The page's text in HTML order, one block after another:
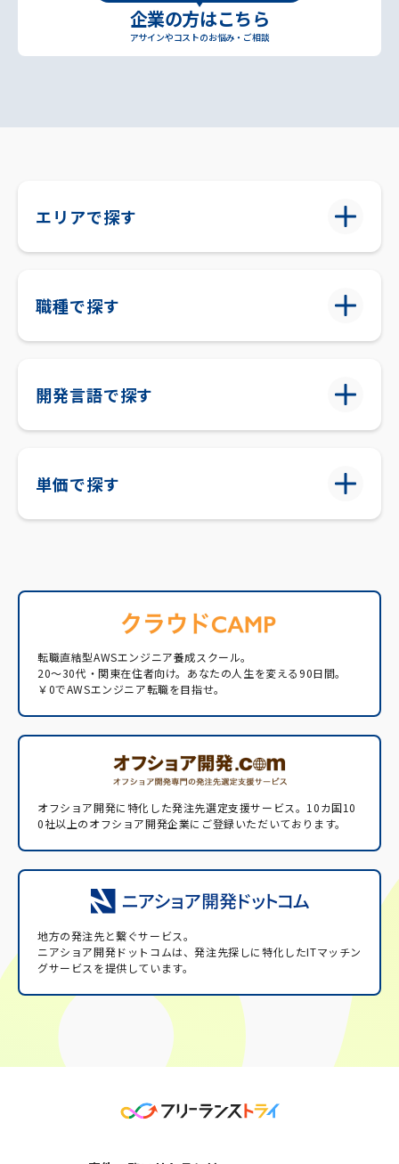
企業の方はこちら
アサインやコストのお悩み・ご相談
エリアで探す
職種で探す
開発言語で探す
単価で探す
転職直結型AWSエンジニア養成スクール。
20〜30代・関東在住者向け。あなたの人生を変える90日間。
￥0でAWSエンジニア転職を目指せ。
オフショア開発に特化した発注先選定支援サービス。 10カ国10
0社以上のオフショア開発企業にご登録いただいております。
地方の発注先と繋ぐサービス。
ニアショア開発ドットコムは、発注先探しに特化したITマッチン
グサービスを提供しています。